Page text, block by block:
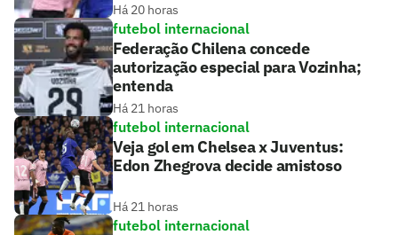
Há 20 horas
futebol internacional
Federação Chilena concede
autorização especial para Vozinha;
entenda
Há 21 horas
futebol internacional
Veja gol em Chelsea x Juventus:
Edon Zhegrova decide amistoso
Há 21 horas
futebol internacional